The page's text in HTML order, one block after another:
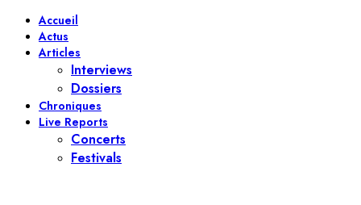
Accueil
Actus
Articles
Interviews
Dossiers
Chroniques
Live Reports
Concerts
Festivals